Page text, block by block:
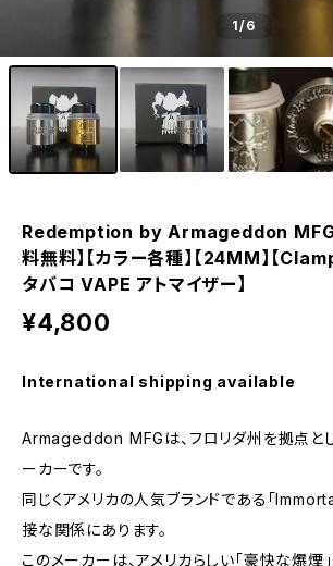
1/6
Redemption by Armageddon MFG【
料無料】【カラー各種】【24MM】【
タバコ VAPE アトマイザー】
¥4,800
International shipping available
Armageddon MFGは、フロリダ州を拠点と
ーカーです。
同じくアメリカの人気ブランドである「
接な関係にあります。
このメーカーは、アメリカらしい「豪快な爆煙